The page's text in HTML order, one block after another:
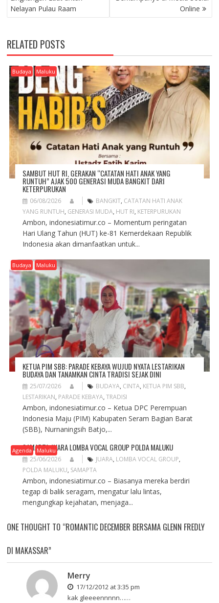
S
T
A
V
I
G
A
T
O
N
Nelayan Pulau Raam
Online
RELATED POSTS
Budaya Maluku
SAMBUT HUT RI, GERAKAN “CATATAN HATI ANAK YANG
RUNTUH” AJAK 500 GENERASI MUDA BANGKIT DARI
KETERPURUKAN
06/08/2026 BANGKIT, CATATAN HATI ANAK
YANG RUNTUH, GENERASI MUDA, HUT RI, KETERPURUKAN
Ambon, indonesiatimur.co – Momentum peringatan
Hari Ulang Tahun (HUT) ke-81 Kemerdekaan Republik
Indonesia akan dimanfaatkan untuk...
Budaya Maluku
KETUA PIM SBB: PARADE KEBAYA WUJUD NYATA LESTARIKAN
BUDAYA DAN TANAMKAN CINTA TRADISI SEJAK DINI
25/07/2026 BUDAYA, CINTA, KETUA PIM SBB,
LESTARIKAN, PARADE KEBAYA, TRADISI
Ambon, indonesiatimur.co – Ketua DPC Perempuan
Indonesia Maju (PIM) Kabupaten Seram Bagian Barat
(SBB), Nurnaningsih Batjo,...
Agenda Maluku
SAMAPTA JUARA LOMBA VOCAL GROUP POLDA MALUKU
25/06/2026 JUARA, LOMBA VOCAL GROUP,
POLDA MALUKU, SAMAPTA
Ambon, indonesiatimur.co – Biasanya mereka berdiri
tegap di balik seragam, mengatur lalu lintas,
mengungkap kejahatan, menjaga...
ONE THOUGHT TO “ROMANTIC DECEMBER BERSAMA GLENN FREDLY
DI MAKASSAR”
Merry
17/12/2012 at 3:35 pm
kak gleeeennnnn……